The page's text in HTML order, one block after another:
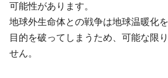
可能性があります。
地球外生命体との戦争は地球温暖化
目的を破ってしまうため、可能な限
せん。